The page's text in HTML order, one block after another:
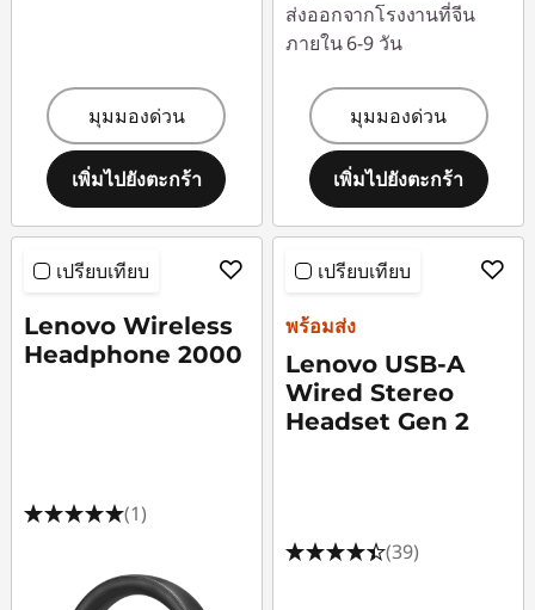
มุมมองด่วน
เพิ่มไปยังตะกร้า
ส่งออกจากโรงงานที่จีน
ภายใน 6-9 วัน
มุมมองด่วน
เพิ่มไปยังตะกร้า
เปรียบเทียบ
Lenovo Wireless
Headphone 2000
(1)
เปรียบเทียบ
พร้อมส่ง
Lenovo USB-A
Wired Stereo
Headset Gen 2
(39)